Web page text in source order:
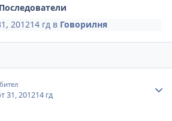
201214 гд в Говорилня
31, 201214 гд